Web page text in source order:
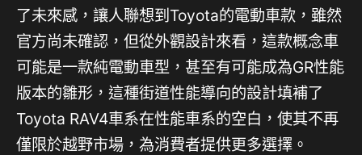
了未來感，讓人聯想到Toyota的電動車款，雖然
官方尚未確認，但從外觀設計來看，這款概念車
可能是一款純電動車型，甚至有可能成為GR性能
版本的雛形，這種街道性能導向的設計填補了
Toyota RAV4車系在性能車系的空白，使其不再
僅限於越野市場，為消費者提供更多選擇。